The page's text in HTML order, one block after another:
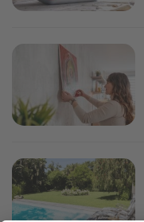
Image
Image